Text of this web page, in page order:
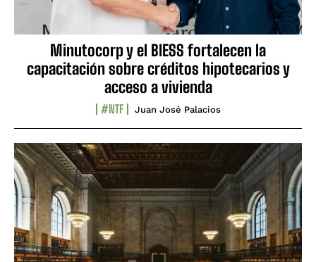
Minutocorp y el BIESS fortalecen la
capacitación sobre créditos hipotecarios y
acceso a vivienda
#NTF Juan José Palacios